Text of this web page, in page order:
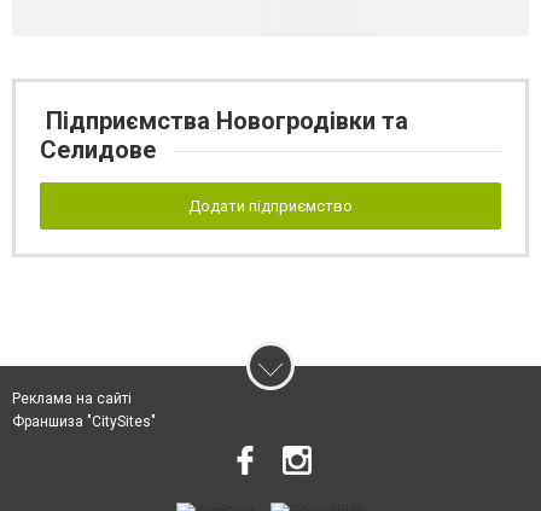
Підприємства Новогродівки та
Селидове
Додати підприємство
Реклама на сайті
Франшиза "CitySites"